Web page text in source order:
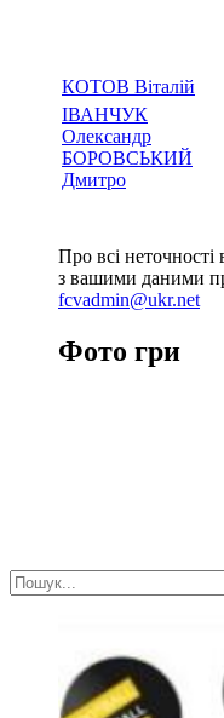
КОТОВ Віталій
ІВАНЧУК
Олександр
БОРОВСЬКИЙ
Дмитро
Про всі неточності
з вашими даними
fcvadmin@ukr.net
Фото гри